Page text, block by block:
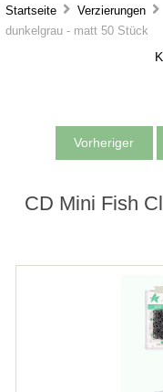
Startseite Verzierungen
dunkelgrau - matt 50 Stück
Vorheriger
CD Mini Fish